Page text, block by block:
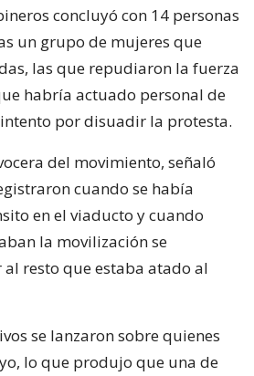
concluyó con 14 personas
un grupo de mujeres que
las que repudiaron la fuerza
habría actuado personal de
por disuadir la protesta.
del movimiento, señaló
cuando se había
en el viaducto y cuando
la movilización se
resto que estaba atado al
se lanzaron sobre quienes
lo que produjo que una de